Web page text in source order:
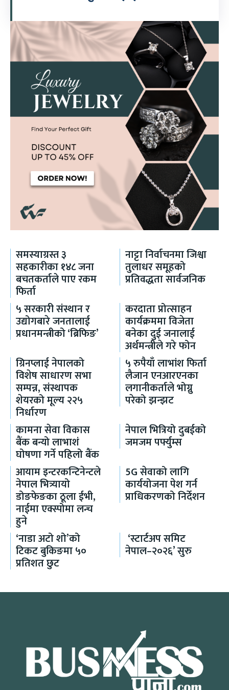
समस्याग्रस्त ३
सहकारीका १४८ जना
बचतकर्ताले पाए रकम
फिर्ता
नाट्टा निर्वाचनमा जिश्वा
तुलाधर समूहको
प्रतिवद्धता सार्वजनिक
५ सरकारी संस्थान र
उद्योगबारे जनतालाई
प्रधानमन्त्रीको ‘ब्रिफिङ’
करदाता प्रोत्साहन
कार्यक्रममा विजेता
बनेका दुई जनालाई
अर्थमन्त्रीले गरे फोन
ग्रिनप्लाई नेपालको
विशेष साधारण सभा
सम्पन्न, संस्थापक
शेयरको मूल्य २२५
निर्धारण
५ रुपैयाँ लाभांश फिर्ता
लैजान एनआरएनका
लगानीकर्ताले भोग्नु
परेको झन्झट
कामना सेवा विकास
बैंक बन्यो लाभाशं
घोषणा गर्ने पहिलो बैंक
नेपाल भित्रियो दुबईको
जमजम पर्फ्युम्स
आयाम इन्टरकन्टिनेन्टले
नेपाल भित्र्यायो
डोङफेङका ठूला ईभी,
नाईमा एक्स्पोमा लन्च
हुने
5G सेवाको लागि
कार्ययोजना पेश गर्न
प्राधिकरणको निर्देशन
‘नाडा अटो शो’को
टिकट बुकिङमा ५०
प्रतिशत छुट
‘स्टार्टअप समिट
नेपाल–२०२६’ सुरु